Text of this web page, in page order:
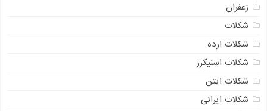
زعفران
شکلات
شکلات ارده
شکلات اسنیکرز
شکلات ایتن
شکلات ایرانی